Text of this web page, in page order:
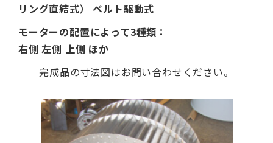
リング直結式） ベルト駆動式
モーターの配置によって3種類：
右側 左側 上側 ほか
完成品の寸法図はお問い合わせください。